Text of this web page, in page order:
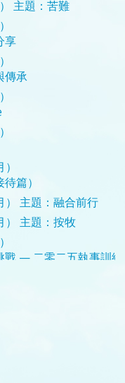
主題：苦難
享
傳承
篇）
主題：融合前行
主題：按牧
— 二零二五執事訓練